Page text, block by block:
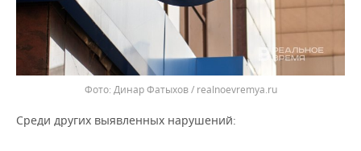
Динар Фатыхов / realnoevremya.ru
Среди других выявленных нарушений: